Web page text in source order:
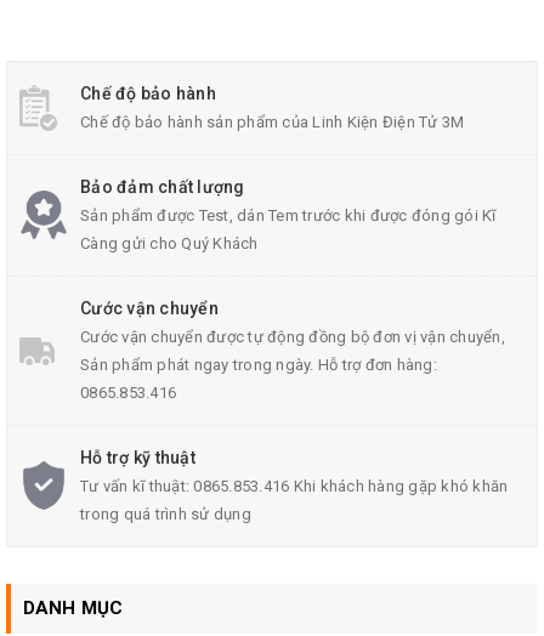
Đầu kẹp mũi khoan mini 2- 2,3- 3mm
phù hợp
Đầu kẹp mũi khoan mini được chia ra làm 3 loại chính
Chế độ bảo hành
Chế độ bảo hành sản phẩm của Linh Kiện Điện Tử 3M
Bảo đảm chất lượng
Sản phẩm được Test, dán Tem trước khi được đóng gói Kĩ
Càng gửi cho Quý Khách
Cước vận chuyển
Cước vận chuyển được tự động đồng bộ đơn vị vận chuyển,
Sản phẩm phát ngay trong ngày. Hỗ trợ đơn hàng:
0865.853.416
Hỗ trợ kỹ thuật
Tư vấn kĩ thuật: 0865.853.416 Khi khách hàng gặp khó khăn
trong quá trình sử dụng
DANH MỤC